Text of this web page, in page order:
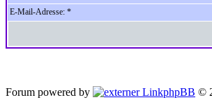
E-Mail-Adresse: *
Forum powered by phpBB ©